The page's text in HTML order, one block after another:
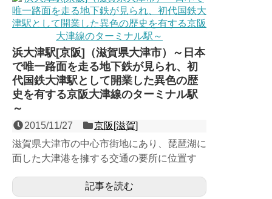
浜大津駅[京阪]（滋賀県大津市）～日本
で唯一路面を走る地下鉄が見られ、初
代国鉄大津駅として開業した異色の歴
史を有する京阪大津線のターミナル駅
～
2015/11/27
京阪[滋賀]
滋賀県大津市の中心市街地にあり、琵琶湖に
面した大津港を擁する交通の要所に位置す
上駅で、第３回近畿の駅...
記事を読む